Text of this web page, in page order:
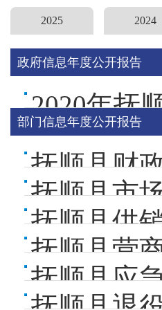
2025 2024
政府信息年度公开报告
2020年抚
部门信息年度公开报告
抚顺县财
抚顺县供